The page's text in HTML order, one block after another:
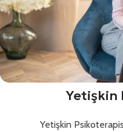
Yetişkin
Yetişkin